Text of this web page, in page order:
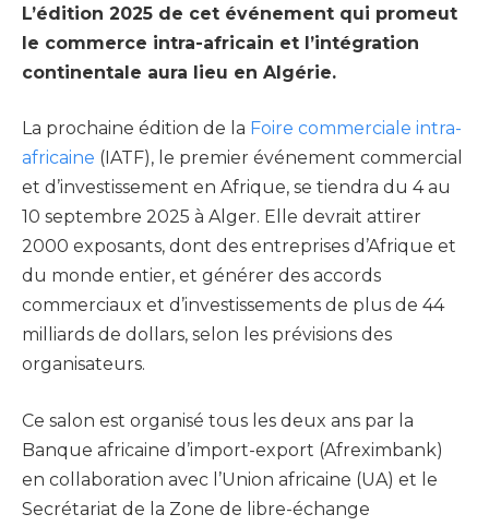
L’édition 2025 de cet événement qui promeut
le commerce intra-africain et l’intégration
continentale aura lieu en Algérie.
La prochaine édition de la Foire commerciale intra-
africaine (IATF), le premier événement commercial
et d’investissement en Afrique, se tiendra du 4 au
10 septembre 2025 à Alger. Elle devrait attirer
2000 exposants, dont des entreprises d’Afrique et
du monde entier, et générer des accords
commerciaux et d’investissements de plus de 44
milliards de dollars, selon les prévisions des
organisateurs.
Ce salon est organisé tous les deux ans par la
Banque africaine d’import-export (Afreximbank)
en collaboration avec l’Union africaine (UA) et le
Secrétariat de la Zone de libre-échange